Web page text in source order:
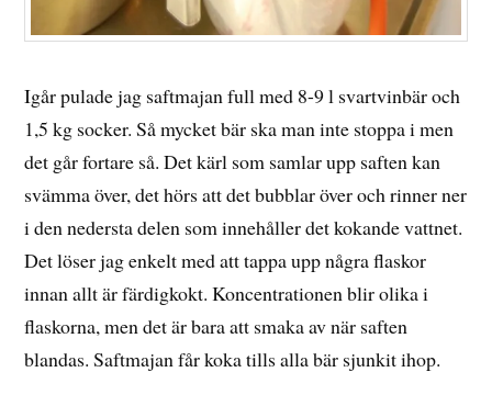
Igår pulade jag saftmajan full med 8-9 l svartvinbär och
1,5 kg socker. Så mycket bär ska man inte stoppa i men
det går fortare så. Det kärl som samlar upp saften kan
svämma över, det hörs att det bubblar över och rinner ner
i den nedersta delen som innehåller det kokande vattnet.
Det löser jag enkelt med att tappa upp några flaskor
innan allt är färdigkokt. Koncentrationen blir olika i
flaskorna, men det är bara att smaka av när saften
blandas. Saftmajan får koka tills alla bär sjunkit ihop.